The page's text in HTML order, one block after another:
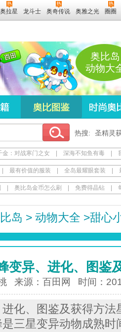
奥拉星 龙斗士 奥奇传说 奥雅之光 圈圈
奥比岛
动物大
热搜: 圣精灵
金：对战寒门之女 深海不知鱼有毒
最有价值的服装 全岛最耀眼套装
奥比岛金币怎么刷 免费得晶钻
岛 > 动物大全 >甜心
变异、进化、图鉴
来源：百田网 时间：
化、图鉴及获得方法
三星变异动物成熟时